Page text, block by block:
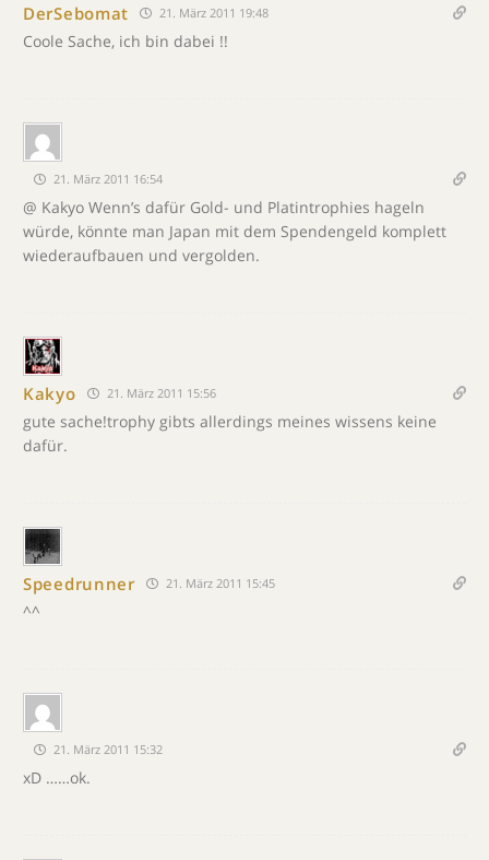
DerSebomat 21. März 2011 19:48
Coole Sache, ich bin dabei !!
21. März 2011 16:54
@ Kakyo Wenn’s dafür Gold- und Platintrophies hageln
würde, könnte man Japan mit dem Spendengeld komplett
wiederaufbauen und vergolden.
Kakyo 21. März 2011 15:56
gute sache!trophy gibts allerdings meines wissens keine
dafür.
Speedrunner 21. März 2011 15:45
^^
21. März 2011 15:32
xD ……ok.